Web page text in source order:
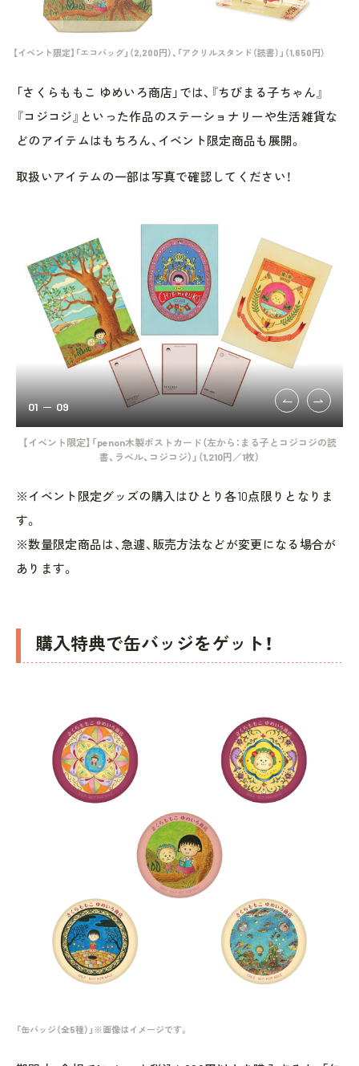
【イベント限定】「エコバッグ」（2,200円）、「アクリルスタンド（読書）」（1,650円）
「さくらももこ ゆめいろ商店」では、『ちびまる子ちゃん』
『コジコジ』といった作品のステーショナリーや生活雑貨な
どのアイテムはもちろん、イベント限定商品も展開。
取扱いアイテムの一部は写真で確認してください！
【イベント限定】「penon木製ポストカード（左から：まる子とコジコジの読
書、ラベル、コジコジ）」（1,210円／1枚）
01 09
※イベント限定グッズの購入はひとり各10点限りとなりま
す。
※数量限定商品は、急遽、販売方法などが変更になる場合が
あります。
購入特典で缶バッジをゲット！
「缶バッジ（全5種）」※画像はイメージです。